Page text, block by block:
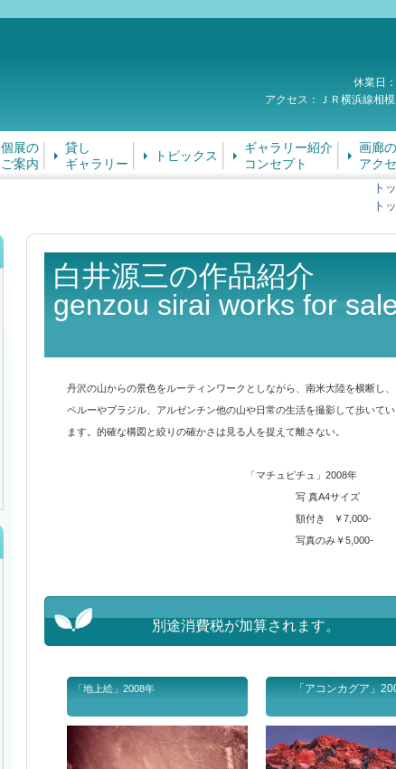
休業日
アクセス：ＪＲ横浜線相
個展の
ご案内
貸し
ギャラリー
トピックス
ギャラリー紹介
コンセプト
画廊
アク
ト
ト
白井源三の作品紹介
genzou sirai works for
丹沢の山からの景色をルーティンワークとしながら、南米大陸を横断し、
ペルーやブラジル、アルゼンチン他の山や日常の生活を撮影して歩いてい
ます。的確な構図と絞りの確かさは見る人を捉えて離さない。
「マチュピチュ」2008年
写 真A4サイズ
額付き ￥7,000-
写真のみ￥5,000-
別途消費税が加算されます。
「地上絵」2008年 「アコンカグア」